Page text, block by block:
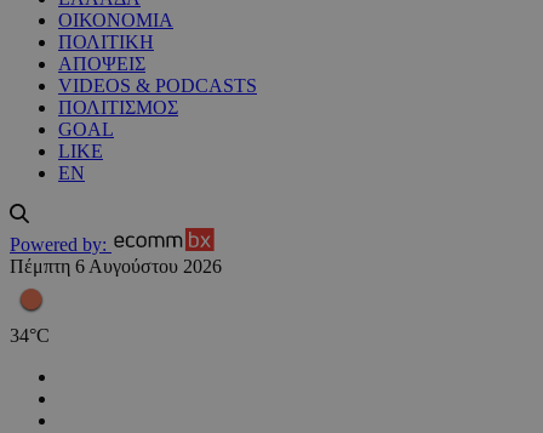
ΟΙΚΟΝΟΜΙΑ
ΠΟΛΙΤΙΚΗ
ΑΠΟΨΕΙΣ
VIDEOS & PODCASTS
ΠΟΛΙΤΙΣΜΟΣ
GOAL
LIKE
EN
Powered by:
Πέμπτη 6 Αυγούστου 2026
34°C